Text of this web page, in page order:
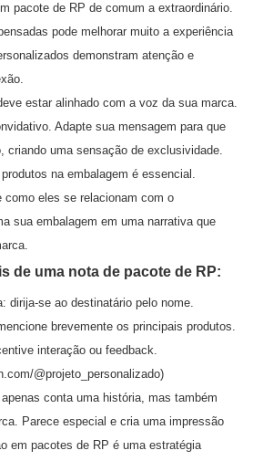
pacote de RP de comum a extraordinário.
pode melhorar muito a experiência
demonstram atenção e
estar alinhado com a voz da sua marca.
Adapte sua mensagem para que
criando uma sensação de exclusividade.
na embalagem é essencial.
como eles se relacionam com o
sua embalagem em uma narrativa que
de uma nota de pacote de RP:
dirija-se ao destinatário pelo nome.
brevemente os principais produtos.
interação ou feedback.
@projeto_personalizado)
conta uma história, mas também
Parece especial e cria uma impressão
em pacotes de RP é uma estratégia